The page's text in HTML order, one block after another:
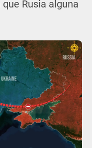
Rusia alguna